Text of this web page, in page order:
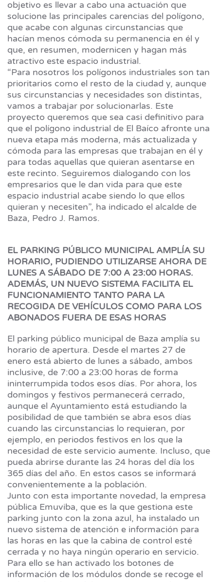
objetivo es llevar a cabo una actuación que
solucione las principales carencias del polígono,
que acabe con algunas circunstancias que
hacían menos cómoda su permanencia en él y
que, en resumen, modernicen y hagan más
atractivo este espacio industrial.
“Para nosotros los polígonos industriales son tan
prioritarios como el resto de la ciudad y, aunque
sus circunstancias y necesidades son distintas,
vamos a trabajar por solucionarlas. Este
proyecto queremos que sea casi definitivo para
que el polígono industrial de El Baíco afronte una
nueva etapa más moderna, más actualizada y
cómoda para las empresas que trabajan en él y
para todas aquellas que quieran asentarse en
este recinto. Seguiremos dialogando con los
empresarios que le dan vida para que este
espacio industrial acabe siendo lo que ellos
quieran y necesiten”, ha indicado el alcalde de
Baza, Pedro J. Ramos.
EL PARKING PÚBLICO MUNICIPAL AMPLÍA SU
HORARIO, PUDIENDO UTILIZARSE AHORA DE
LUNES A SÁBADO DE 7:00 A 23:00 HORAS.
ADEMÁS, UN NUEVO SISTEMA FACILITA EL
FUNCIONAMIENTO TANTO PARA LA
RECOGIDA DE VEHÍCULOS COMO PARA LOS
ABONADOS FUERA DE ESAS HORAS
El parking público municipal de Baza amplía su
horario de apertura. Desde el martes 27 de
enero está abierto de lunes a sábado, ambos
inclusive, de 7:00 a 23:00 horas de forma
ininterrumpida todos esos días. Por ahora, los
domingos y festivos permanecerá cerrado,
aunque el Ayuntamiento está estudiando la
posibilidad de que también se abra esos días
cuando las circunstancias lo requieran, por
ejemplo, en periodos festivos en los que la
necesidad de este servicio aumente. Incluso, que
pueda abrirse durante las 24 horas del día los
365 días del año. En estos casos se informará
convenientemente a la población.
Junto con esta importante novedad, la empresa
pública Emuviba, que es la que gestiona este
parking junto con la zona azul, ha instalado un
nuevo sistema de atención e información para
las horas en las que la cabina de control esté
cerrada y no haya ningún operario en servicio.
Para ello se han activado los botones de
información de los módulos donde se recoge el